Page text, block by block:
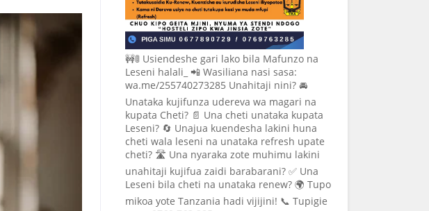
🚧🚦 Usiendeshe gari lako bila Mafunzo na
Leseni halali_ 📲 Wasiliana nasi sasa:
wa.me/255740273285 Unahitaji nini? 🚘
Unataka kujifunza udereva wa magari na
kupata Cheti? 📄 Una cheti unataka kupata
Leseni? 🔄 Unajua kuendesha lakini huna
cheti wala leseni na unataka refresh upate
cheti? 🛣️ Una nyaraka zote muhimu lakini
unahitaji kujifua zaidi barabarani? ✅ Una
Leseni bila cheti na unataka renew? 🌍 Tupo
mikoa yote Tanzania hadi vijijini! 📞 Tupigie